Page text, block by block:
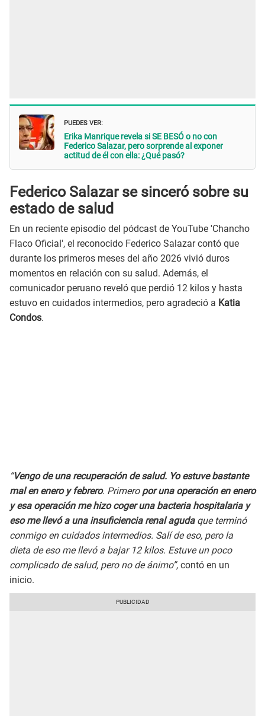
PUEDES VER:
Erika Manrique revela si SE BESÓ o no con
Federico Salazar, pero sorprende al exponer
actitud de él con ella: ¿Qué pasó?
Federico Salazar se sinceró sobre su
estado de salud
En un reciente episodio del pódcast de YouTube 'Chancho
Flaco Oficial', el reconocido Federico Salazar contó que
durante los primeros meses del año 2026 vivió duros
momentos en relación con su salud. Además, el
comunicador peruano reveló que perdió 12 kilos y hasta
estuvo en cuidados intermedios, pero agradeció a Katia
Condos.
“Vengo de una recuperación de salud. Yo estuve bastante
mal en enero y febrero. Primeropor una operación en enero
y esa operación me hizo coger una bacteria hospitalaria y
eso me llevó a una insuficiencia renal agudaque terminó
conmigo en cuidados intermedios. Salí de eso, pero la
dieta de eso me llevó a bajar 12 kilos. Estuve un poco
complicado de salud, pero no de ánimo”, contó en un
inicio.